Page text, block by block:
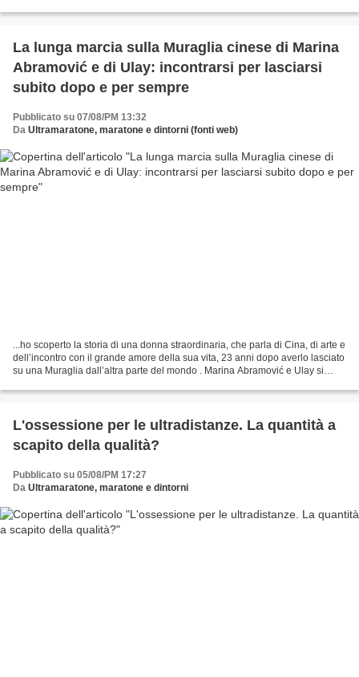
La lunga marcia sulla Muraglia cinese di Marina
Abramović e di Ulay: incontrarsi per lasciarsi
subito dopo e per sempre
Pubblicato su 07/08/PM 13:32
Da Ultramaratone, maratone e dintorni (fonti web)
...ho scoperto la storia di una donna straordinaria, che parla di Cina, di arte e
dell’incontro con il grande amore della sua vita, 23 anni dopo averlo lasciato
su una Muraglia dall’altra parte del mondo . Marina Abramović e Ulay si
L'ossessione per le ultradistanze. La quantità a
scapito della qualità?
Pubblicato su 05/08/PM 17:27
Da Ultramaratone, maratone e dintorni